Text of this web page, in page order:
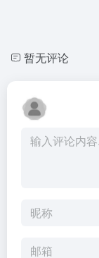
暂无评论